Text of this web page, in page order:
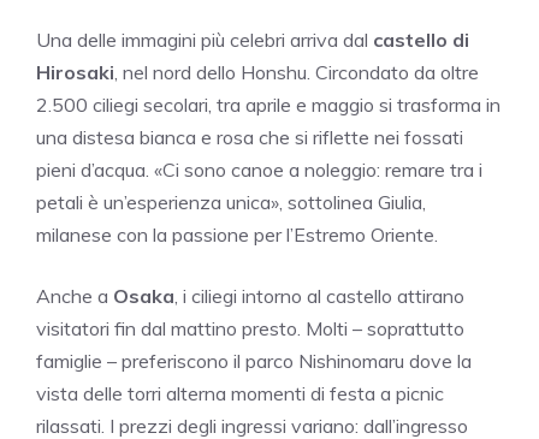
Una delle immagini più celebri arriva dal castello di
Hirosaki , nel nord dello Honshu. Circondato da oltre
2.500 ciliegi secolari, tra aprile e maggio si trasforma in
una distesa bianca e rosa che si riflette nei fossati
pieni d’acqua. «Ci sono canoe a noleggio: remare tra i
petali è un’esperienza unica», sottolinea Giulia,
milanese con la passione per l’Estremo Oriente.
Anche a Osaka , i ciliegi intorno al castello attirano
visitatori fin dal mattino presto. Molti – soprattutto
famiglie – preferiscono il parco Nishinomaru dove la
vista delle torri alterna momenti di festa a picnic
rilassati. I prezzi degli ingressi variano: dall’ingresso